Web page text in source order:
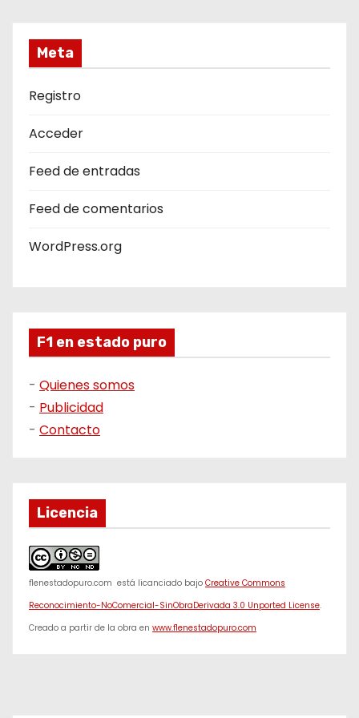
Meta
Registro
Acceder
Feed de entradas
Feed de comentarios
WordPress.org
F1 en estado puro
- Quienes somos
- Publicidad
- Contacto
Licencia
f1enestadopuro.com está licanciado bajo Creative Commons
Reconocimiento-NoComercial-SinObraDerivada 3.0 Unported License.
Creado a partir de la obra en www.f1enestadopuro.com